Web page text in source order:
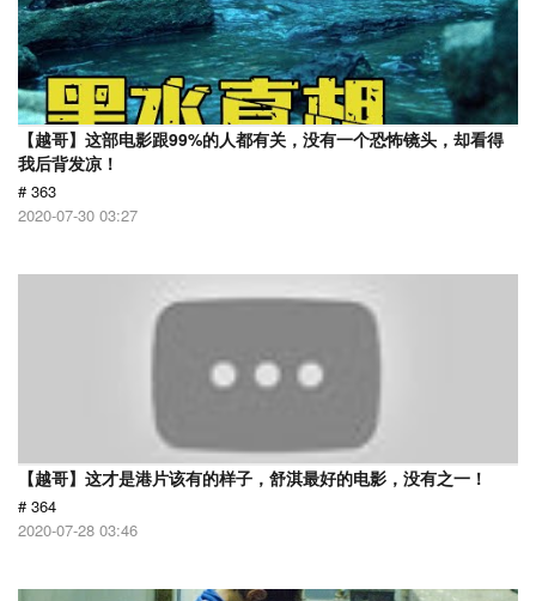
【越哥】这部电影跟99%的人都有关，没有一个恐怖镜头，却看得
我后背发凉！
# 363
2020-07-30 03:27
【越哥】这才是港片该有的样子，舒淇最好的电影，没有之一！
# 364
2020-07-28 03:46